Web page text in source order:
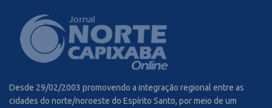
Desde 29/02/2003 promovendo a integração regional entre as
cidades do norte/noroeste do Espírito Santo, por meio de um